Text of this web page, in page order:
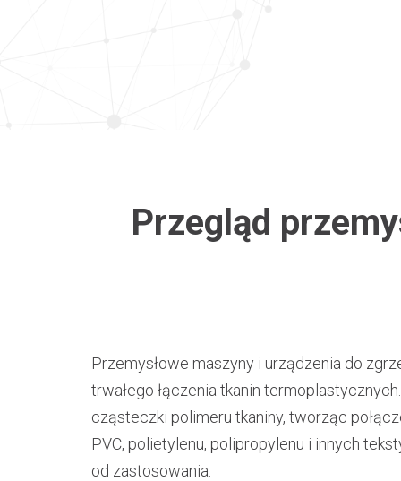
Przegląd
Przemysłowe maszyny i urządzenia do
trwałego łączenia tkanin
cząsteczki polimeru tkaniny, tworząc
PVC, polietylenu, polipropylenu i innych
od zastosowania.